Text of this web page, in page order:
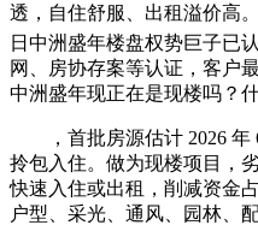
透，自住舒服、出租溢价高
日中洲盛年楼盘权势巨子已
网、房协存案等认证，客户
中洲盛年现正在是现楼吗？
，首批房源估计 2026 年
拎包入住。做为现楼项目，
快速入住或出租，削减资金
户型、采光、通风、园林、